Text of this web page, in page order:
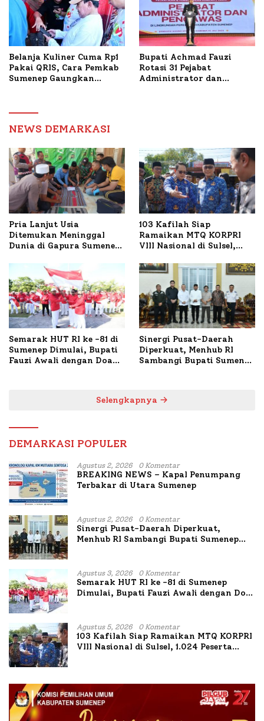
Belanja Kuliner Cuma Rp1
Pakai QRIS, Cara Pemkab
Sumenep Gaungkan
Bupati Achmad Fauzi
Rotasi 31 Pejabat
Administrator dan
NEWS DEMARKASI
Pria Lanjut Usia
Ditemukan Meninggal
Dunia di Gapura Sumenep,
103 Kafilah Siap
Ramaikan MTQ KORPRI
VIII Nasional di Sulsel,
Semarak HUT RI ke -81 di
Sumenep Dimulai, Bupati
Fauzi Awali dengan Doa
Sinergi Pusat-Daerah
Diperkuat, Menhub RI
Sambangi Bupati Sumenep
Selengkapnya
DEMARKASI POPULER
Agustus 2, 2026 0 Komentar
BREAKING NEWS – Kapal Penumpang
Terbakar di Utara Sumenep
Agustus 2, 2026 0 Komentar
Sinergi Pusat-Daerah Diperkuat,
Menhub RI Sambangi Bupati Sumenep
Agustus 3, 2026 0 Komentar
Semarak HUT RI ke -81 di Sumenep
Dimulai, Bupati Fauzi Awali dengan Doa
Agustus 5, 2026 0 Komentar
103 Kafilah Siap Ramaikan MTQ KORPRI
VIII Nasional di Sulsel, 1.024 Peserta